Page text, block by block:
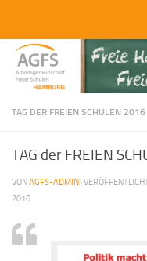
TAG DER FREIEN SCHULEN 2016
TAG der FREIEN
VONAGFS-ADMIN ·
2016